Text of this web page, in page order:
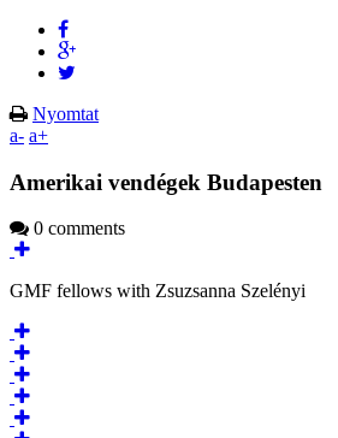
Nyomtat
a- a+
Amerikai vendégek Budapesten
0 comments
GMF fellows with Zsuzsanna Szelényi